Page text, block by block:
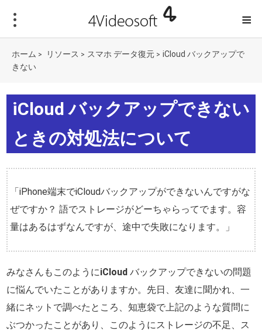
≡
ホーム > リソース > スマホ データ復元 > iCloud バックアップで
きない
iCloud バックアップできない
ときの対処法について
「iPhone端末でiCloudバックアップができないんですがな
ぜですか？ 語でストレージがどーちゃらってでます。容
量はあるはずなんですが、途中で失敗になります。」
みなさんもこのようにiCloud バックアップできないの問題
に悩んでいたことがありますか。先日、友達に聞かれ、一
緒にネットで調べたところ、知恵袋で上記のような質問に
ぶつかったことがあり、このようにストレージの不足、ス